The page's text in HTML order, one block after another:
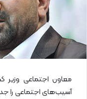
معاون اجتماعی وزیر
آسیب‌های اجتماعی را